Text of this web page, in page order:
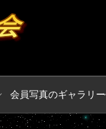
会員写真のギャラリー